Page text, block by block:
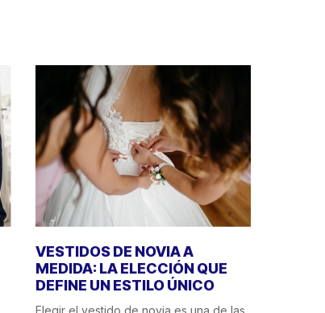
VESTIDOS DE NOVIA A
MEDIDA: LA ELECCIÓN QUE
DEFINE UN ESTILO ÚNICO
Elegir el vestido de novia es una de las